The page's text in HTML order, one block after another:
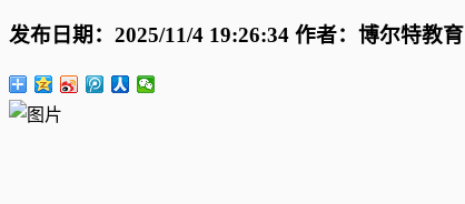
发布日期： 2025/11/4 19:26:34 作者： 博尔特教育